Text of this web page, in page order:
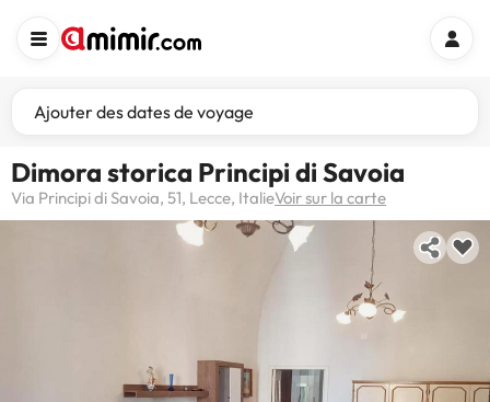
Ajouter des dates de voyage
Dimora storica Principi di Savoia
Via Principi di Savoia, 51, Lecce, ItalieVoir sur la carte